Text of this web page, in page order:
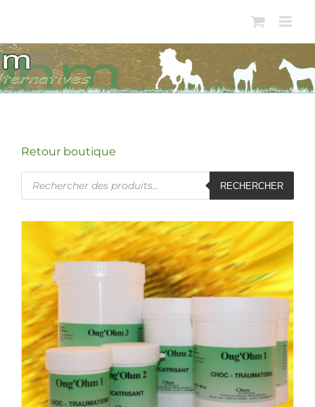
contenu
Retour boutique
Recherche
de
produits
RECHERCHER